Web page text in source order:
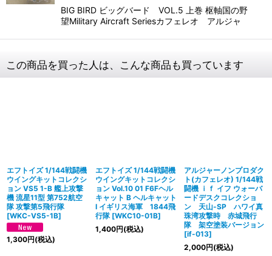
BIG BIRD ビッグバード VOL.5 上巻 枢軸国の野
望Military Aircraft Seriesカフェレオ アルジャ
この商品を買った人は、こんな商品も買っています
エフトイズ 1/144戦闘機
ウイングキットコレクシ
ョン VS5 1-B 艦上攻撃
機 流星11型 第752航空
隊 攻撃第5飛行隊
[WKC-VS5-1B]
1,300円(税込)
エフトイズ 1/144戦闘機
ウイングキットコレクシ
ョン Vol.10 01 F6Fヘル
キャット B ヘルキャット
I イギリス海軍 1844飛
行隊 [WKC10-01B]
1,400円(税込)
アルジャーノンプロダク
ト(カフェレオ) 1/144戦
闘機 ｉｆ イフ ウォーバ
ードデスクコレクショ
ン 天山-SP ハワイ真
珠湾攻撃時 赤城飛行
隊 架空塗装バージョン
[if-013]
2,000円(税込)